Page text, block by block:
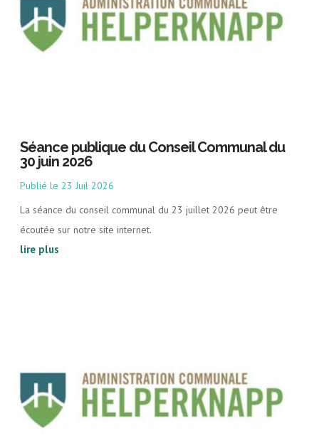
Séance publique du Conseil Communal du
30 juin 2026
23 Juil 2026
La séance du conseil communal du 23 juillet 2026 peut être
écoutée sur notre site internet.
lire plus